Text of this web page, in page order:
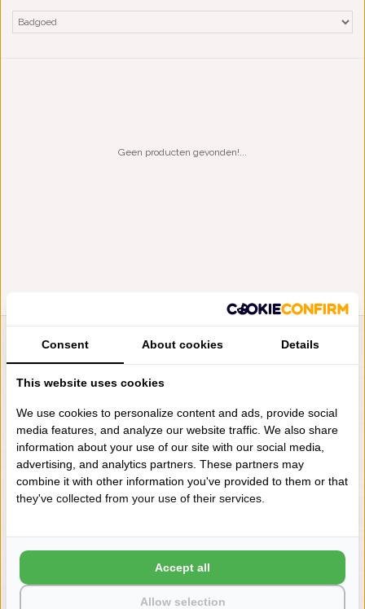
Geen producten gevonden!...
LIENSLINNENWINKEL.NL
VRAGEN? BEL DAN
NIEUWSBRIEF
Wilt u op de hoogte blijven?
Word lid van onze mailinglijst:
Consent About cookies Details
This website uses cookies
We use cookies to personalize content and ads, provide social
media features, and analyze our website traffic. We also share
information about your use of our site with our social media,
advertising, and analytics partners. These partners may
combine it with other information you've provided to them or that
they've collected from your use of their services.
Allow selection
Accept all